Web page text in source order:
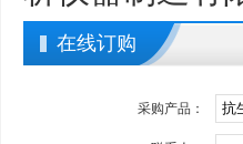
在线订购
采购产品：